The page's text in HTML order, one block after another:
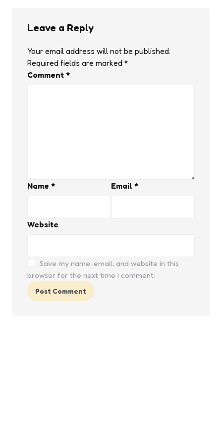
Leave a Reply
Your email address will not be published.
Required fields are marked *
Comment *
Name * Email *
Website
Save my name, email, and website in this
browser for the next time I comment.